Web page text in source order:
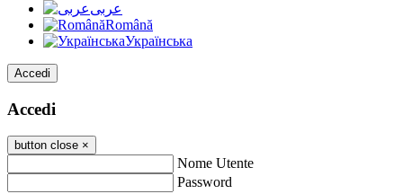
عربى
Română
Українська
Accedi
Accedi
button close ×
Nome Utente
Password